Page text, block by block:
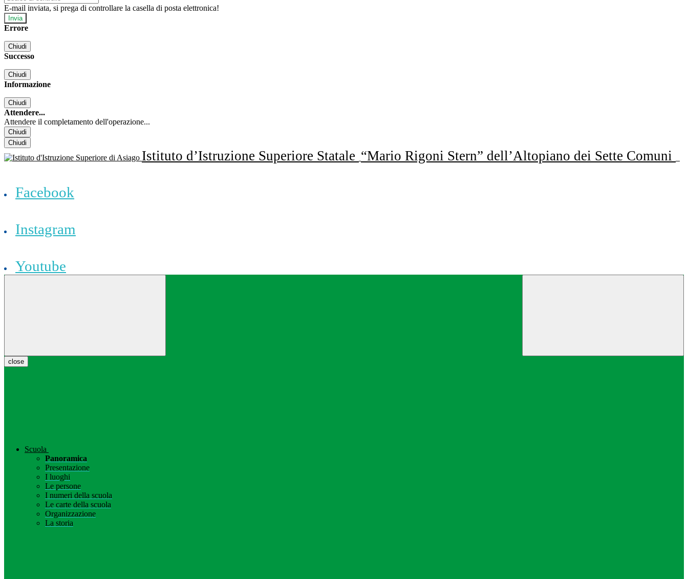
E-mail inviata, si prega di controllare la casella di posta elettronica!
Errore
Chiudi
Successo
Chiudi
Informazione
Chiudi
Attendere...
Attendere il completamento dell'operazione...
Chiudi
Chiudi
Istituto d’Istruzione Superiore Statale “Mario Rigoni Stern” dell’Altopiano dei Sette Comuni
Facebook
Instagram
Youtube
close
Scuola
Panoramica
Presentazione
I luoghi
Le persone
I numeri della scuola
Le carte della scuola
Organizzazione
La storia